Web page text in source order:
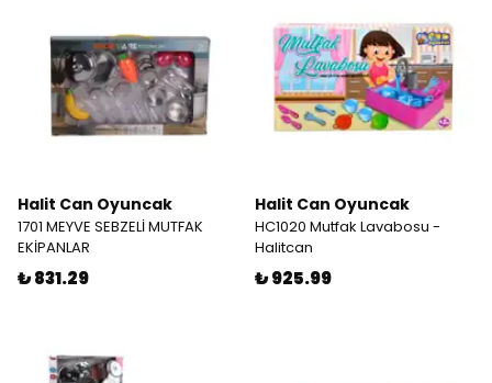
Halit Can Oyuncak
1701 MEYVE SEBZELİ MUTFAK
EKİPANLAR
₺ 831.29
Halit Can Oyuncak
HC1020 Mutfak Lavabosu -
Halitcan
₺ 925.99